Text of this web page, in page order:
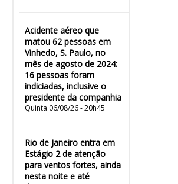
Acidente aéreo que
matou 62 pessoas em
Vinhedo, S. Paulo, no
mês de agosto de 2024:
16 pessoas foram
indiciadas, inclusive o
presidente da companhia
Quinta 06/08/26 - 20h45
Rio de Janeiro entra em
Estágio 2 de atenção
para ventos fortes, ainda
nesta noite e até